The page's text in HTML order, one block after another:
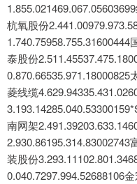
杭氧股份
1.740.75958.755.31600444
泰股份
0.870.66535.971.18000825
菱线缆
南网架
2.930.86195.314.83002743
装股份
0.040.7297.994.52688106